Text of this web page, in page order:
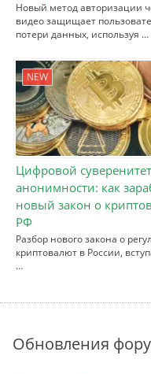
Новый метод авторизации
видео защищает
потери данных, используя …
NEW
Цифровой
анонимности: как
новый закон о
РФ
Разбор нового закона о
криптовалют в России,
…
Обновления